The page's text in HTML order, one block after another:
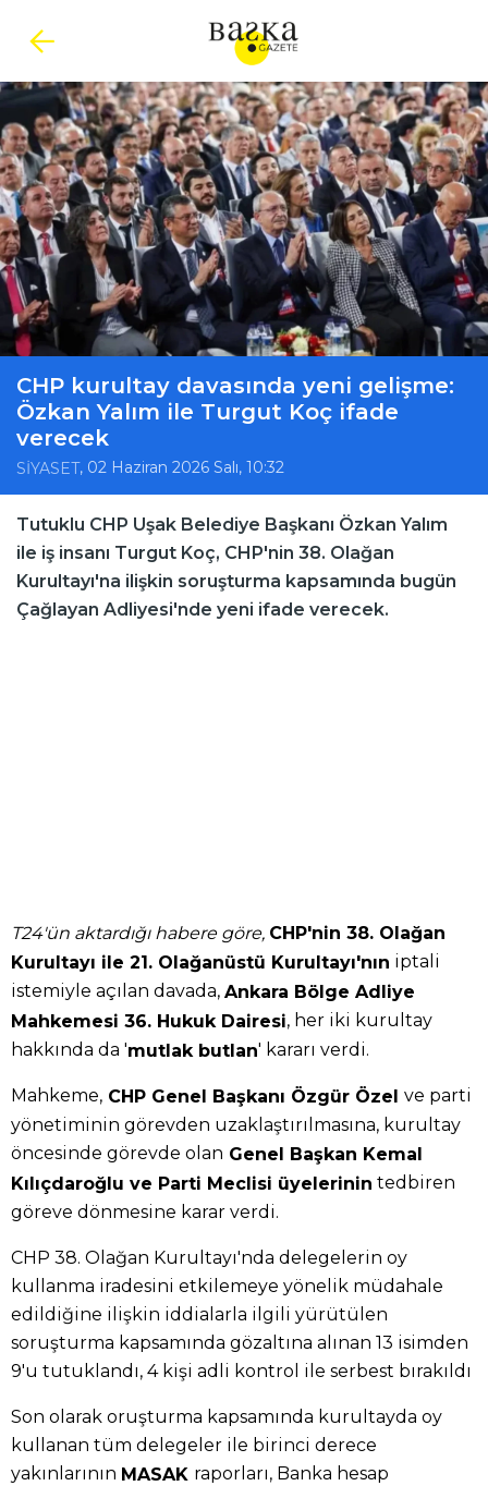
CHP kurultay davasında yeni gelişme:
Özkan Yalım ile Turgut Koç ifade
verecek
SİYASET, 02 Haziran 2026 Salı, 10:32
Tutuklu CHP Uşak Belediye Başkanı Özkan Yalım
ile iş insanı Turgut Koç, CHP'nin 38. Olağan
Kurultayı'na ilişkin soruşturma kapsamında bugün
Çağlayan Adliyesi'nde yeni ifade verecek.
T24'ün aktardığı habere göre, CHP'nin 38. Olağan
Kurultayı ile 21. Olağanüstü Kurultayı'nın iptali
istemiyle açılan davada, Ankara Bölge Adliye
Mahkemesi 36. Hukuk Dairesi, her iki kurultay
hakkında da 'mutlak butlan' kararı verdi.
Mahkeme, CHP Genel Başkanı Özgür Özel ve parti
yönetiminin görevden uzaklaştırılmasına, kurultay
öncesinde görevde olan Genel Başkan Kemal
Kılıçdaroğlu ve Parti Meclisi üyelerinin tedbiren
göreve dönmesine karar verdi.
CHP 38. Olağan Kurultayı'nda delegelerin oy
kullanma iradesini etkilemeye yönelik müdahale
edildiğine ilişkin iddialarla ilgili yürütülen
soruşturma kapsamında gözaltına alınan 13 isimden
9'u tutuklandı, 4 kişi adli kontrol ile serbest bırakıldı
Son olarak oruşturma kapsamında kurultayda oy
kullanan tüm delegeler ile birinci derece
yakınlarının MASAK raporları, Banka hesap